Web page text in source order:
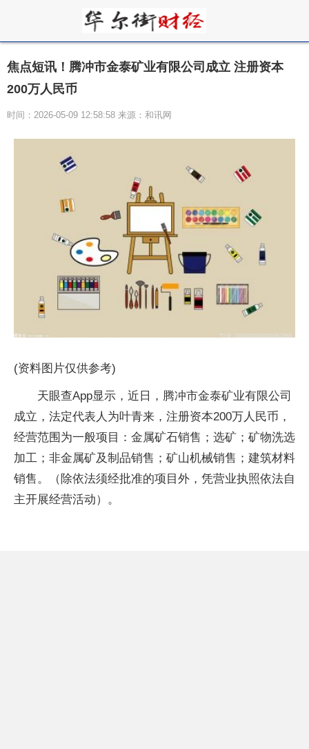
焦点短讯！腾冲市金泰矿业有限公司成立 注册资本
200万人民币
时间：2026-05-09 12:58:58 来源：和讯网
(资料图片仅供参考)
天眼查App显示，近日，腾冲市金泰矿业有限公司
成立，法定代表人为叶青来，注册资本200万人民币，
经营范围为一般项目：金属矿石销售；选矿；矿物洗选
加工；非金属矿及制品销售；矿山机械销售；建筑材料
销售。（除依法须经批准的项目外，凭营业执照依法自
主开展经营活动）。